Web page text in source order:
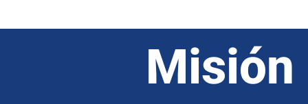
Misión